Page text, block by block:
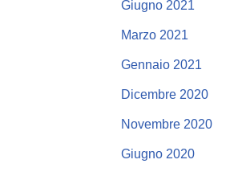
Giugno 2021
Marzo 2021
Gennaio 2021
Dicembre 2020
Novembre 2020
Giugno 2020